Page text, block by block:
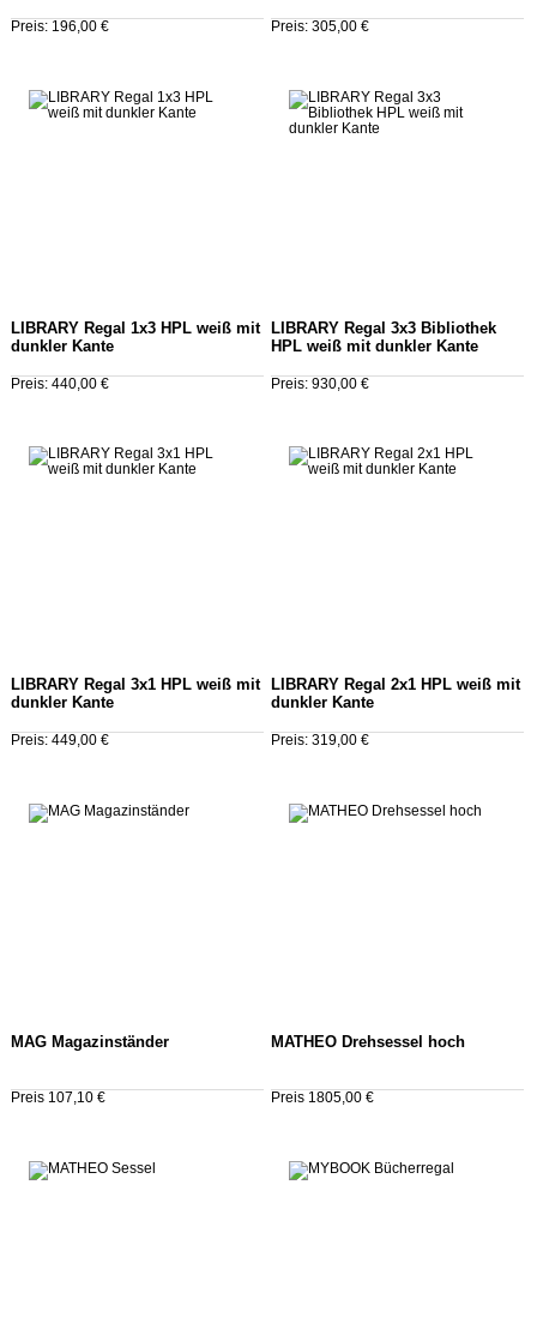
Preis: 196,00 € Preis: 305,00 €
LIBRARY Regal 1x3 HPL weiß mit
dunkler Kante
Preis: 440,00 €
LIBRARY Regal 3x3 Bibliothek
HPL weiß mit dunkler Kante
Preis: 930,00 €
LIBRARY Regal 3x1 HPL weiß mit
dunkler Kante
Preis: 449,00 €
LIBRARY Regal 2x1 HPL weiß mit
dunkler Kante
Preis: 319,00 €
MAG Magazinständer
Preis 107,10 €
MATHEO Drehsessel hoch
Preis 1805,00 €